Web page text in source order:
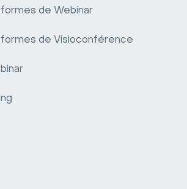
de Webinar
de Visioconférence